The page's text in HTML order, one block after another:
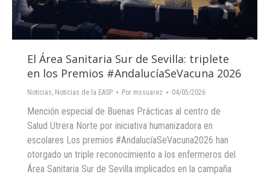
El Área Sanitaria Sur de Sevilla: triplete
en los Premios #AndalucíaSeVacuna 2026
Noticias, Noticias de la EASP Por mssuarez 04/05/2026
Mención especial de Buenas Prácticas al centro de
Salud Utrera Norte por iniciativa humanizadora en
escolares Los premios #AndalucíaSeVacuna2026 han
otorgado un triple reconocimiento a los enfermeros del
Área Sanitaria Sur de Sevilla implicados en la campaña